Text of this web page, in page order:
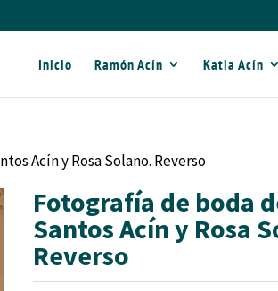
Inicio Ramón Acín Katia Acín
Acín y Rosa Solano. Reverso
Fotografía de boda
Santos Acín y Rosa
Reverso